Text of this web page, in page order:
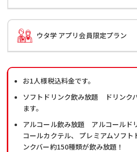
ウタ学 アプリ会員限定プラン
お1人様税込料金です。
ソフトドリンク飲み放題 ドリンク
ます。
アルコール飲み放題 アルコールド
コールカクテル、 プレミアムソフト
ンクバー約150種類が飲み放題！